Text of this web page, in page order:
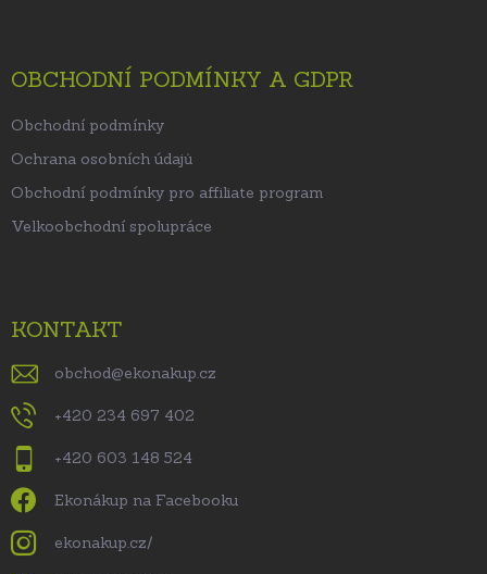
OBCHODNÍ PODMÍNKY A GDPR
Obchodní podmínky
Ochrana osobních údajů
Obchodní podmínky pro affiliate program
Velkoobchodní spolupráce
KONTAKT
obchod@ekonakup.cz
+420 234 697 402
+420 603 148 524
Ekonákup na Facebooku
ekonakup.cz/